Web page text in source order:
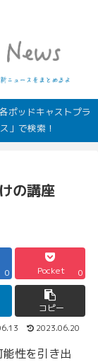
ポッドキャストプラ
」で検索！
の講座
0 Pocket 0
コピー
2023.06.20
性を引き出